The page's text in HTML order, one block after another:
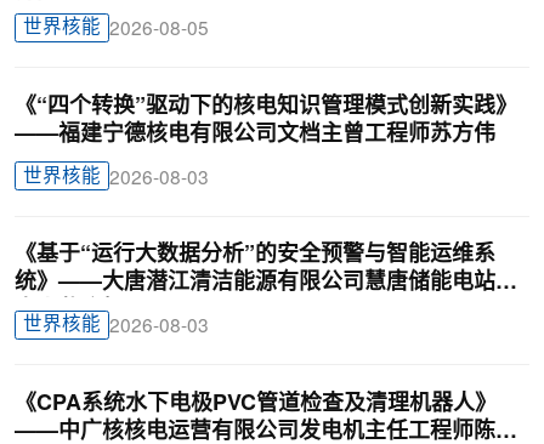
锦颖
世界核能 2026-08-05
《“四个转换”驱动下的核电知识管理模式创新实践》
——福建宁德核电有限公司文档主曾工程师苏方伟
世界核能 2026-08-03
《基于“运行大数据分析”的安全预警与智能运维系
统》——大唐潜江清洁能源有限公司慧唐储能电站负
责人戴迎根
世界核能 2026-08-03
《CPA系统水下电极PVC管道检查及清理机器人》
——中广核核电运营有限公司发电机主任工程师陈俊